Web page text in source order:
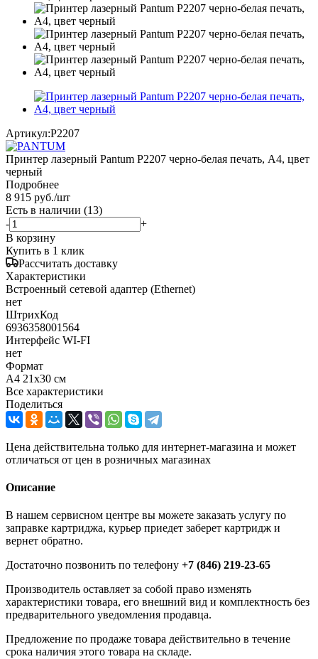
Артикул:P2207
Принтер лазерный Pantum P2207 черно-белая печать, A4, цвет
черный
Подробнее
8 915 руб./шт
Есть в наличии (13)
-
+
В корзину
Купить в 1 клик
Рассчитать доставку
Характеристики
Встроенный сетевой адаптер (Ethernet)
нет
ШтрихКод
6936358001564
Интерфейс WI-FI
нет
Формат
A4 21х30 см
Все характеристики
Поделиться
Цена действительна только для интернет-магазина и может
отличаться от цен в розничных магазинах
Описание
В нашем сервисном центре вы можете заказать услугу по
заправке картриджа, курьер приедет заберет картридж и
вернет обратно.
Достаточно позвонить по телефону +7 (846) 219-23-65
Производитель оставляет за собой право изменять
характеристики товара, его внешний вид и комплектность без
предварительного уведомления продавца.
Предложение по продаже товара действительно в течение
срока наличия этого товара на складе.